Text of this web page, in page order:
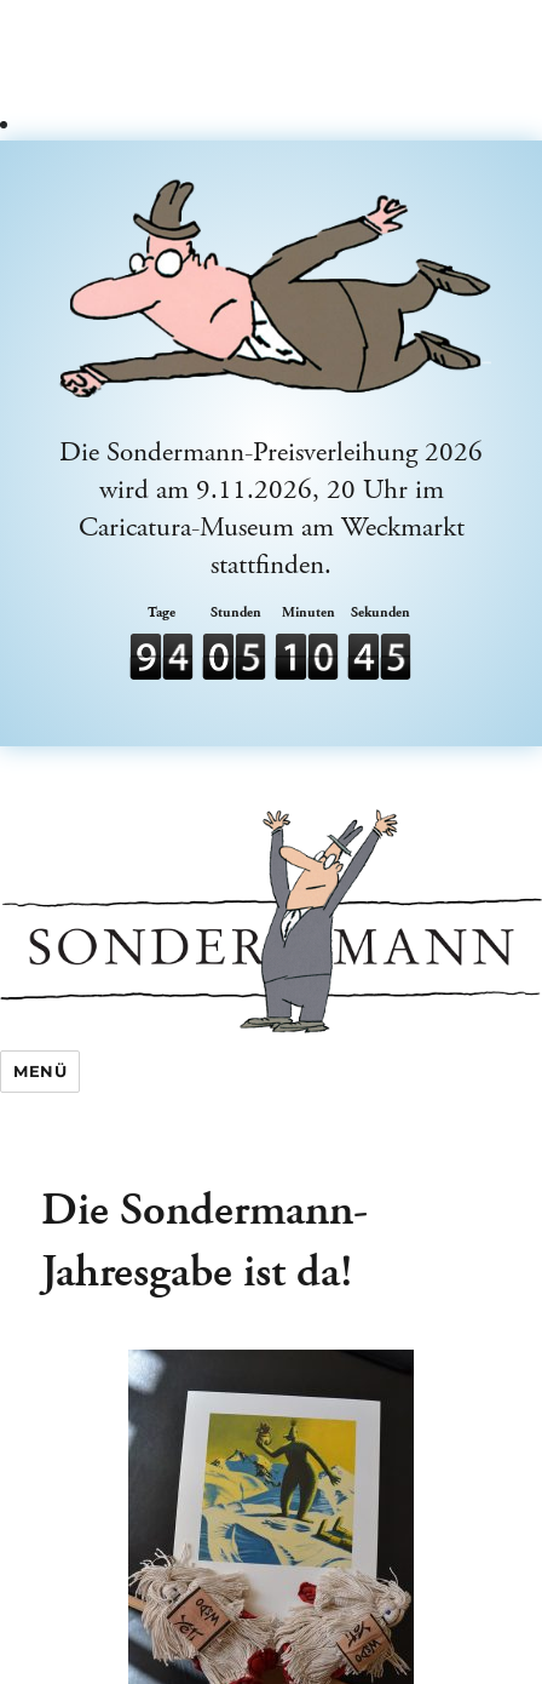
Die Sondermann-Preisverleihung 2026
wird am 9.11.2026, 20 Uhr im
Caricatura-Museum am Weckmarkt
stattfinden.
Tage
Sondermann e.V.
MENÜ
Die Sondermann-
Jahresgabe ist da!